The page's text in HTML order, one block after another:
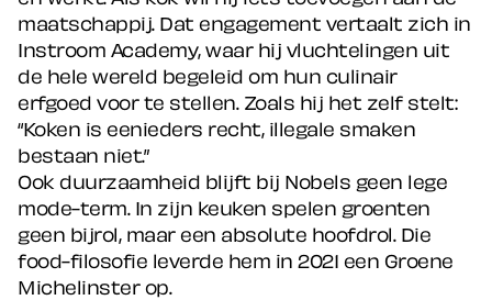
maatschappij. Dat engagement vertaalt zich in
Instroom Academy, waar hij vluchtelingen uit
de hele wereld begeleid om hun culinair
erfgoed voor te stellen. Zoals hij het zelf stelt:
“Koken is eenieders recht, illegale smaken
bestaan niet.”
Ook duurzaamheid blijft bij Nobels geen lege
mode-term. In zijn keuken spelen groenten
geen bijrol, maar een absolute hoofdrol. Die
food-filosofie leverde hem in 2021 een Groene
Michelinster op.